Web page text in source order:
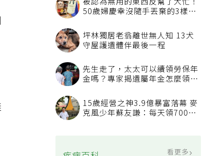
被認為無用的東西反幫了大忙！
50歲婦慶幸沒隨手丟棄的3樣物
坪林獨居老翁離世無人知 13犬
守屋護遺體伴最後一程
先生走了，太太可以續領勞保年
看順位還要看資格
15歲經營之神3.9億暴富落幕 麥